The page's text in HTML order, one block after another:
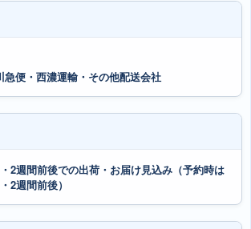
急便・西濃運輸・その他配送会社
2週間前後での出荷・お届け見込み（予約時は
2週間前後）